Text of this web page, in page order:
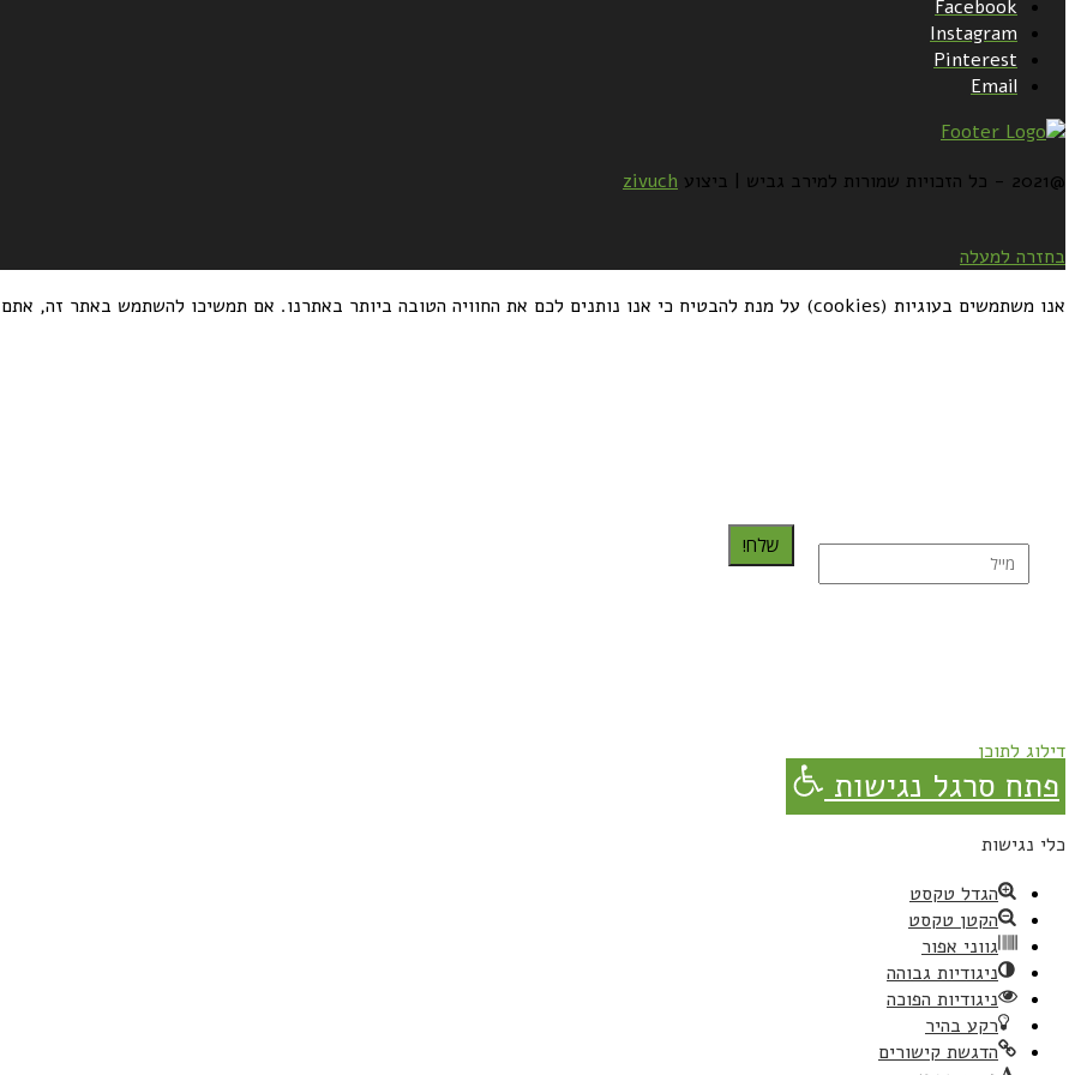
Facebook
Instagram
Pinterest
Email
@2021 - כל הזכויות שמורות למירב גביש | ביצוע zivuch
בחזרה למעלה
אנו משתמשים בעוגיות (cookies) על מנת להבטיח כי אנו נותנים לכם את החוויה הטובה ביותר באתרנו. אם תמשיכו להשתמש באתר זה, אתם מסכימים לזה
שלח!
דילוג לתוכן
פתח סרגל נגישות
כלי נגישות
הגדל טקסט
הקטן טקסט
גווני אפור
ניגודיות גבוהה
ניגודיות הפוכה
רקע בהיר
הדגשת קישורים